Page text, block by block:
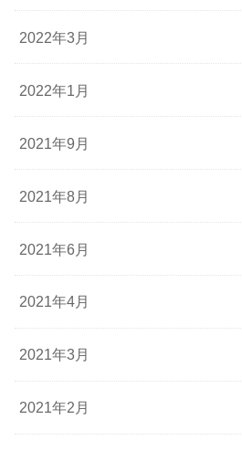
2022年3月
2022年1月
2021年9月
2021年8月
2021年6月
2021年4月
2021年3月
2021年2月